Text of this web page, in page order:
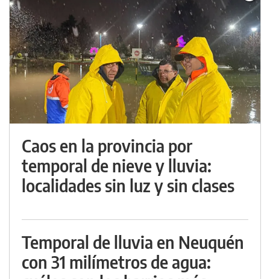
Caos en la provincia por
temporal de nieve y lluvia:
localidades sin luz y sin clases
Temporal de lluvia en Neuquén
con 31 milímetros de agua: